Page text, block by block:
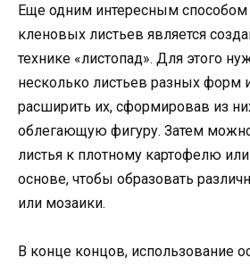
Еще одним интересным способом
кленовых листьев является
технике «листопад». Для этого
несколько листьев разных форм
расширить их, сформировав из
облегающую фигуру. Затем
листья к плотному картофелю
основе, чтобы образовать
или мозаики.
В конце концов, использование